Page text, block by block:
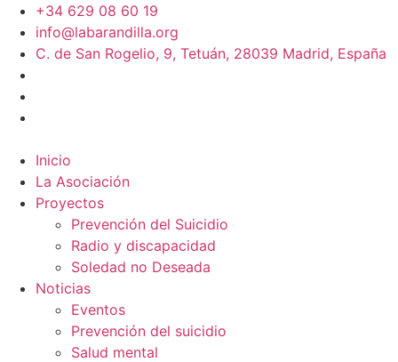
+34 629 08 60 19
info@labarandilla.org
C. de San Rogelio, 9, Tetuán, 28039 Madrid, España
Inicio
La Asociación
Proyectos
Prevención del Suicidio
Radio y discapacidad
Soledad no Deseada
Noticias
Eventos
Prevención del suicidio
Salud mental